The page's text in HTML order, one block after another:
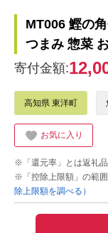
MT006 鰹の
つまみ 惣菜
寄付金額:
高知県 東洋町
お気に入り
※「還元率」とは返礼
※「控除上限額」の範
除上限額を調べる）